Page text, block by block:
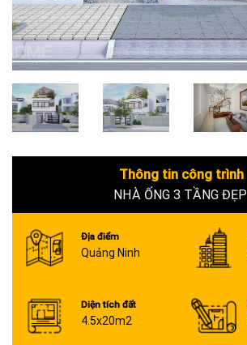
Thông tin công trình
NHÀ ỐNG 3 TẦNG ĐẸP
Địa điểm
Quảng Ninh
Diện tích đất
4.5x20m2